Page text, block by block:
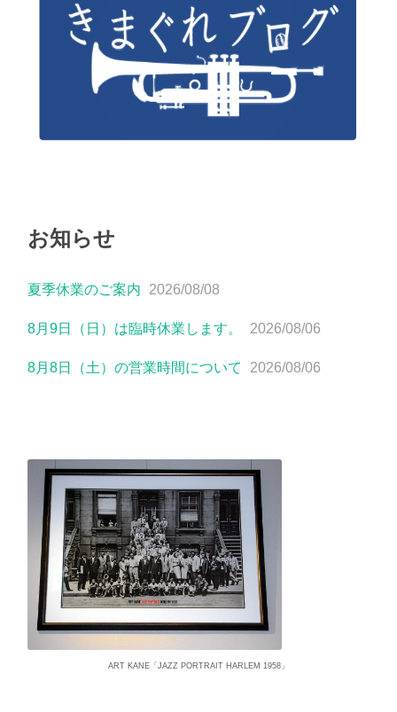
お知らせ
夏季休業のご案内 2026/08/08
8月9日（日）は臨時休業します。 2026/08/06
8月8日（土）の営業時間について 2026/08/06
ART KANE「JAZZ PORTRAIT HARLEM 1958」